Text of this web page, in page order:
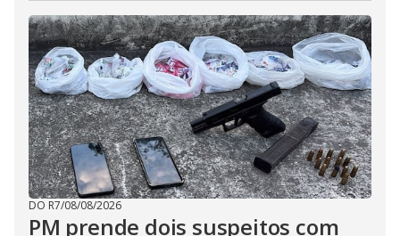
DO R7/08/08/2026
PM prende dois suspeitos com